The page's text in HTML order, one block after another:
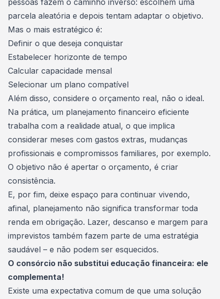
pessoas fazem o caminho inverso: escolhem uma
parcela aleatória e depois tentam adaptar o objetivo.
Mas o mais estratégico é:
Definir o que deseja conquistar
Estabelecer horizonte de tempo
Calcular capacidade mensal
Selecionar um plano compatível
Além disso, considere o orçamento real, não o ideal.
Na prática, um planejamento financeiro eficiente
trabalha com a realidade atual, o que implica
considerar meses com gastos extras, mudanças
profissionais e compromissos familiares, por exemplo.
O objetivo não é apertar o orçamento, é criar
consistência.
E, por fim, deixe espaço para continuar vivendo,
afinal, planejamento não significa transformar toda
renda em obrigação. Lazer, descanso e margem para
imprevistos também fazem parte de uma estratégia
saudável – e não podem ser esquecidos.
O consórcio não substitui educação financeira: ele
complementa!
Existe uma expectativa comum de que uma solução